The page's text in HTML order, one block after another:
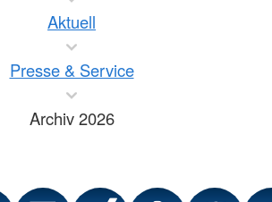
Aktuell
Presse & Service
Archiv 2026